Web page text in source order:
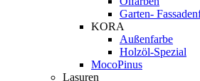
Garten-
KORA
Außenfarbe
Holzöl-Spezial
MocoPinus
Lasuren